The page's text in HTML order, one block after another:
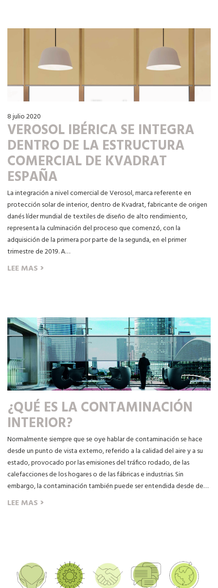
8 julio 2020
VEROSOL IBÉRICA SE INTEGRA
DENTRO DE LA ESTRUCTURA
COMERCIAL DE KVADRAT
ESPAÑA
La integración a nivel comercial de Verosol, marca referente en
protección solar de interior, dentro de Kvadrat, fabricante de origen
danés líder mundial de textiles de diseño de alto rendimiento,
representa la culminación del proceso que comenzó, con la
adquisición de la primera por parte de la segunda, en el primer
trimestre de 2019. A…
LEE MAS ›
¿QUÉ ES LA CONTAMINACIÓN
INTERIOR?
Normalmente siempre que se oye hablar de contaminación se hace
desde un punto de vista externo, referido a la calidad del aire y a su
estado, provocado por las emisiones del tráfico rodado, de las
calefacciones de los hogares o de las fábricas e industrias. Sin
embargo, la contaminación también puede ser entendida desde de…
LEE MAS ›